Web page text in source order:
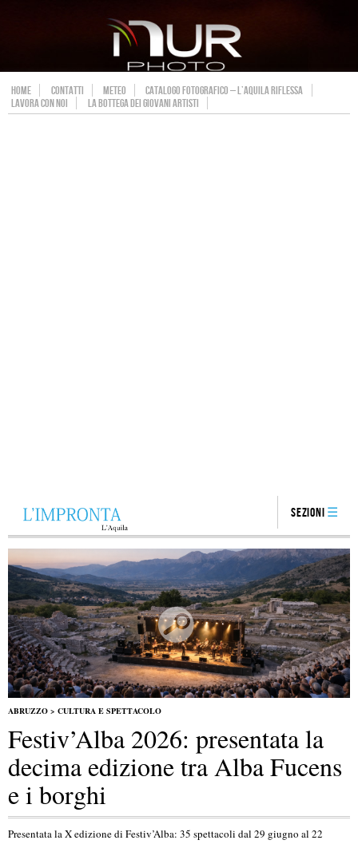
HOME CONTATTI METEO
CATALOGO FOTOGRAFICO – L’AQUILA RIFLESSA
LAVORA CON NOI
LA BOTTEGA DEI GIOVANI ARTISTI
Sezioni
ABRUZZO > CULTURA E SPETTACOLO
Festiv’Alba 2026: presentata la
decima edizione tra Alba Fucens
e i borghi
Presentata la X edizione di Festiv’Alba: 35 spettacoli dal 29 giugno al 22